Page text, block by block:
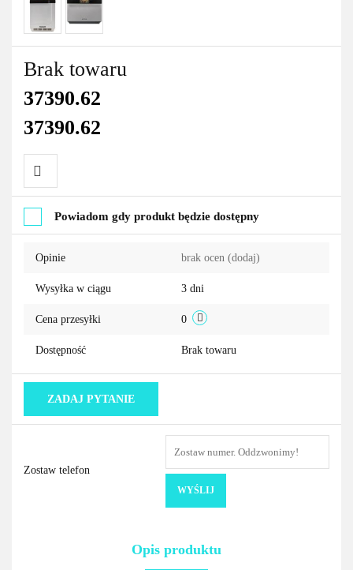
Brak towaru
37390.62
37390.62
Do
Powiadom gdy produkt będzie dostępny
Opinie brak ocen (dodaj)
Wysyłka w ciągu 3 dni
Cena przesyłki 0
Dostępność Brak towaru
ZADAJ PYTANIE
Zostaw telefon
WYŚLIJ
Opis produktu